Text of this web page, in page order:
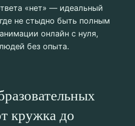
«нет» — идеальный
не стыдно быть полным
онлайн с нуля,
без опыта.
кружка до